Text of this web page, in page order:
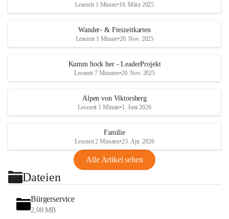
Lesezeit 1 Minute•16. März 2025
Wander- & Freizeitkarten
Lesezeit 1 Minute•20. Nov. 2025
Kumm hock her - LeaderProjekt
Lesezeit 7 Minuten•20. Nov. 2025
Alpen von Viktorsberg
Lesezeit 1 Minute•1. Juni 2026
Familie
Lesezeit 2 Minuten•23. Apr. 2026
Alle Artikel sehen
Dateien
Bürgerservice
2,08 MB